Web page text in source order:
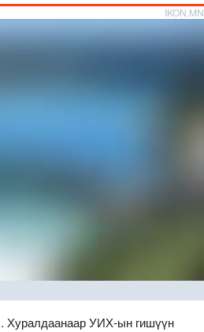
IKON.MN
Хуралдаанаар УИХ-ын гишүүн